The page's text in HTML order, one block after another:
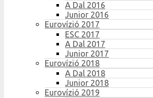
A Dal 2016
Junior 2016
Eurovízió 2017
ESC 2017
A Dal 2017
Junior 2017
Eurovízió 2018
A Dal 2018
Junior 2018
Eurovízió 2019